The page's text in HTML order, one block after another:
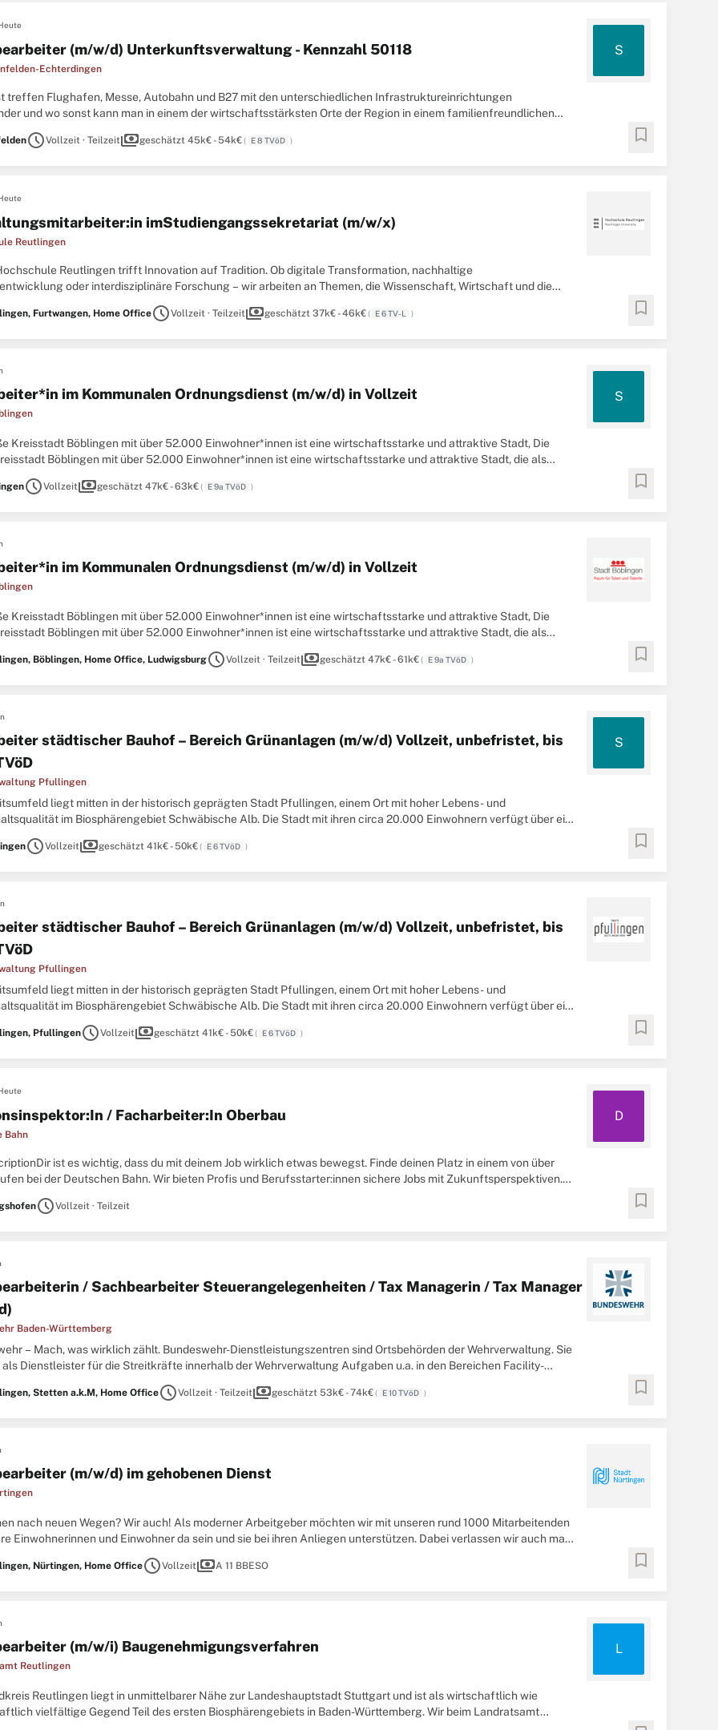
(m/w/d) Unterkunftsverwaltung - Kennzahl 50118
Echterdingen
S
treffen Flughafen, Messe, Autobahn und B27 mit den unterschiedlichen Infrastruktureinrichtungen
und wo sonst kann man in einem der wirtschaftsstärksten Orte der Region in einem familienfreundlichen
scheduleVollzeit · Teilzeitpaymentsgeschätzt 45k€ - 54k€( E 8 TVöD ) bookmark
imStudiengangssekretariat (m/w/x)
Reutlingen
Reutlingen trifft Innovation auf Tradition. Ob digitale Transformation, nachhaltige
oder interdisziplinäre Forschung – wir arbeiten an Themen, die Wissenschaft, Wirtschaft und die
Furtwangen, Home OfficescheduleVollzeit · Teilzeitpaymentsgeschätzt 37k€ - 46k€( E 6 TV-L ) bookmark
im Kommunalen Ordnungsdienst (m/w/d) in Vollzeit S
Kreisstadt Böblingen mit über 52.000 Einwohner*innen ist eine wirtschaftsstarke und attraktive Stadt, Die
Böblingen mit über 52.000 Einwohner*innen ist eine wirtschaftsstarke und attraktive Stadt, die als
scheduleVollzeitpaymentsgeschätzt 47k€ - 63k€( E 9a TVöD ) bookmark
im Kommunalen Ordnungsdienst (m/w/d) in Vollzeit
Kreisstadt Böblingen mit über 52.000 Einwohner*innen ist eine wirtschaftsstarke und attraktive Stadt, Die
Böblingen mit über 52.000 Einwohner*innen ist eine wirtschaftsstarke und attraktive Stadt, die als
Böblingen, Home Office, LudwigsburgscheduleVollzeit · Teilzeitpaymentsgeschätzt 47k€ - 61k€( E 9a TVöD ) bookmark
städtischer Bauhof – Bereich Grünanlagen (m/w/d) Vollzeit, unbefristet, bis
Pfullingen
S
liegt mitten in der historisch geprägten Stadt Pfullingen, einem Ort mit hoher Lebens- und
im Biosphärengebiet Schwäbische Alb. Die Stadt mit ihren circa 20.000 Einwohnern verfügt über ein
scheduleVollzeitpaymentsgeschätzt 41k€ - 50k€( E 6 TVöD ) bookmark
städtischer Bauhof – Bereich Grünanlagen (m/w/d) Vollzeit, unbefristet, bis
Pfullingen
liegt mitten in der historisch geprägten Stadt Pfullingen, einem Ort mit hoher Lebens- und
im Biosphärengebiet Schwäbische Alb. Die Stadt mit ihren circa 20.000 Einwohnern verfügt über ein
PfullingenscheduleVollzeitpaymentsgeschätzt 41k€ - 50k€( E 6 TVöD ) bookmark
/ Facharbeiter:In Oberbau
Bahn
D
ist es wichtig, dass du mit deinem Job wirklich etwas bewegst. Finde deinen Platz in einem von über
bei der Deutschen Bahn. Wir bieten Profis und Berufsstarter:innen sichere Jobs mit Zukunftsperspektiven.
scheduleVollzeit · Teilzeit bookmark
/ Sachbearbeiter Steuerangelegenheiten / Tax Managerin / Tax Manager
Baden-Württemberg
– Mach, was wirklich zählt. Bundeswehr-Dienstleistungszentren sind Ortsbehörden der Wehrverwaltung. Sie
als Dienstleister für die Streitkräfte innerhalb der Wehrverwaltung Aufgaben u.a. in den Bereichen Facility-
Stetten a.k.M, Home OfficescheduleVollzeit · Teilzeitpaymentsgeschätzt 53k€ - 74k€( E 10 TVöD ) bookmark
(m/w/d) im gehobenen Dienst
nach neuen Wegen? Wir auch! Als moderner Arbeitgeber möchten wir mit unseren rund 1000 Mitarbeitenden
Einwohnerinnen und Einwohner da sein und sie bei ihren Anliegen unterstützen. Dabei verlassen wir auch mal
Nürtingen, Home OfficescheduleVollzeitpaymentsA 11 BBESO bookmark
(m/w/i) Baugenehmigungsverfahren
Reutlingen
L
Reutlingen liegt in unmittelbarer Nähe zur Landeshauptstadt Stuttgart und ist als wirtschaftlich wie
vielfältige Gegend Teil des ersten Biosphärengebiets in Baden-Württemberg. Wir beim Landratsamt